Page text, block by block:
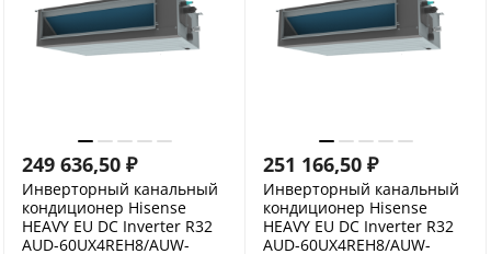
249 636,50 ₽
Инверторный канальный
кондиционер Hisense
HEAVY EU DC Inverter R32
AUD-60UX4REH8/AUW-
251 166,50 ₽
Инверторный канальный
кондиционер Hisense
HEAVY EU DC Inverter R32
AUD-60UX4REH8/AUW-